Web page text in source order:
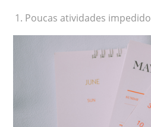
Poucas atividades